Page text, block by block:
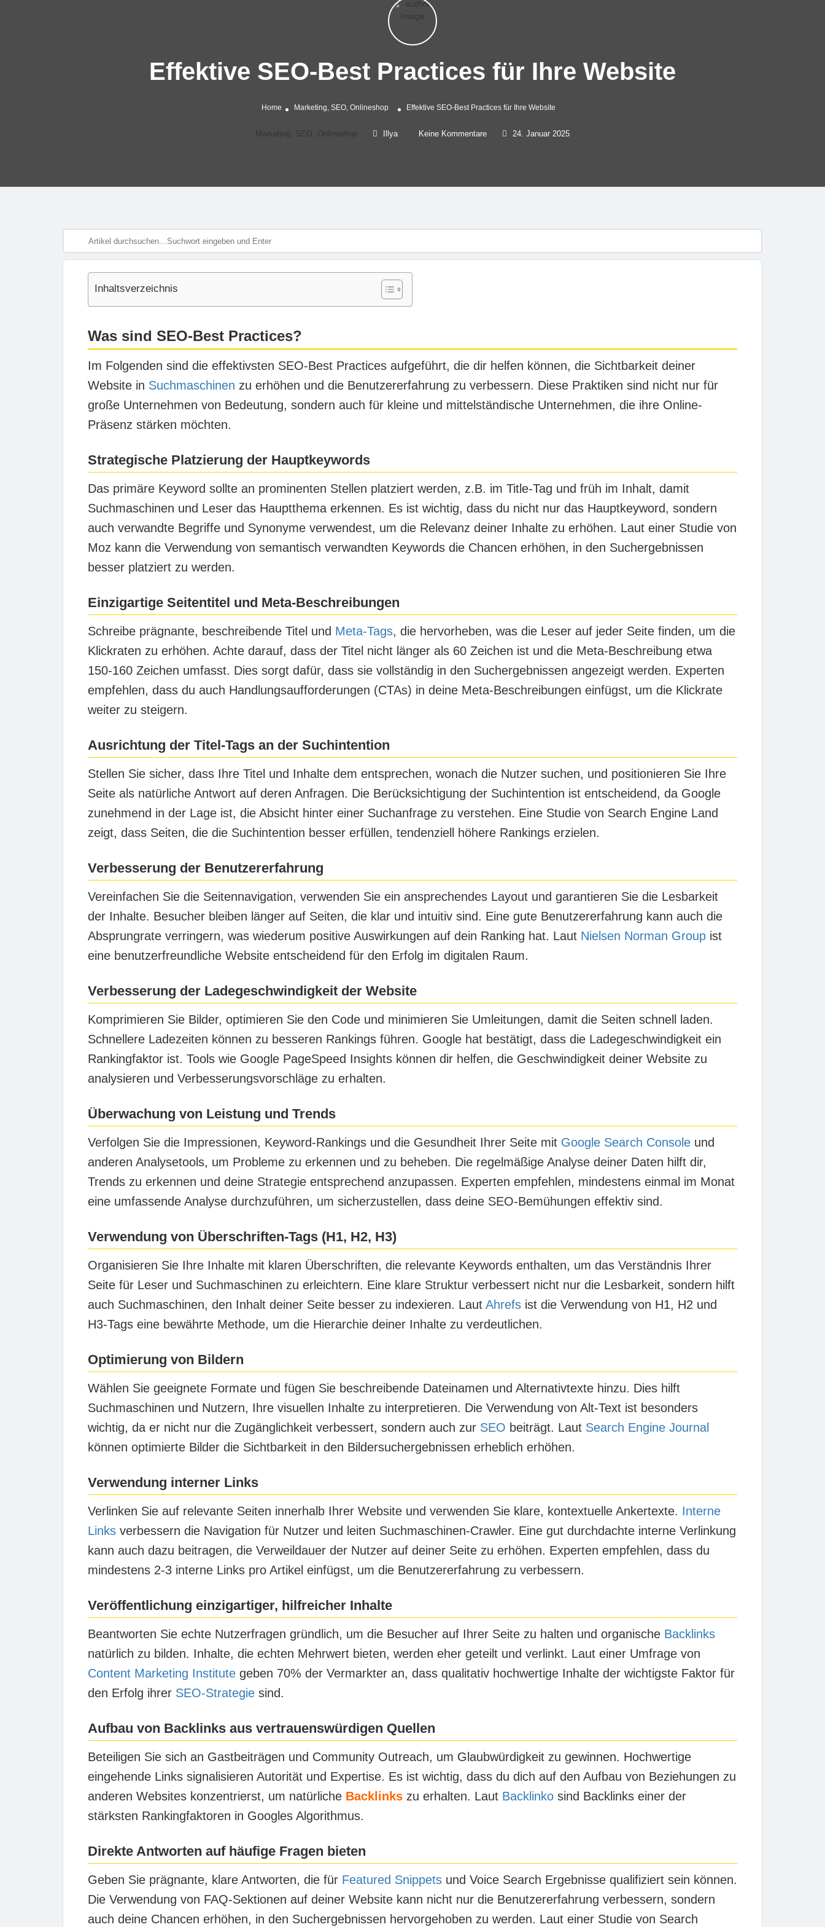
Effektive SEO-Best Practices für Ihre Website
Home Marketing, SEO, Onlineshop Effektive SEO-Best Practices für Ihre Website
Marketing, SEO, Onlineshop Illya Keine Kommentare 24. Januar 2025
Inhaltsverzeichnis
Was sind SEO-Best Practices?
Im Folgenden sind die effektivsten SEO-Best Practices aufgeführt, die dir helfen können, die Sichtbarkeit deiner
Website in Suchmaschinen zu erhöhen und die Benutzererfahrung zu verbessern. Diese Praktiken sind nicht nur für
große Unternehmen von Bedeutung, sondern auch für kleine und mittelständische Unternehmen, die ihre Online-
Präsenz stärken möchten.
Strategische Platzierung der Hauptkeywords
Das primäre Keyword sollte an prominenten Stellen platziert werden, z.B. im Title-Tag und früh im Inhalt, damit
Suchmaschinen und Leser das Hauptthema erkennen. Es ist wichtig, dass du nicht nur das Hauptkeyword, sondern
auch verwandte Begriffe und Synonyme verwendest, um die Relevanz deiner Inhalte zu erhöhen. Laut einer Studie von
Moz kann die Verwendung von semantisch verwandten Keywords die Chancen erhöhen, in den Suchergebnissen
besser platziert zu werden.
Einzigartige Seitentitel und Meta-Beschreibungen
Schreibe prägnante, beschreibende Titel und Meta-Tags, die hervorheben, was die Leser auf jeder Seite finden, um die
Klickraten zu erhöhen. Achte darauf, dass der Titel nicht länger als 60 Zeichen ist und die Meta-Beschreibung etwa
150-160 Zeichen umfasst. Dies sorgt dafür, dass sie vollständig in den Suchergebnissen angezeigt werden. Experten
empfehlen, dass du auch Handlungsaufforderungen (CTAs) in deine Meta-Beschreibungen einfügst, um die Klickrate
weiter zu steigern.
Ausrichtung der Titel-Tags an der Suchintention
Stellen Sie sicher, dass Ihre Titel und Inhalte dem entsprechen, wonach die Nutzer suchen, und positionieren Sie Ihre
Seite als natürliche Antwort auf deren Anfragen. Die Berücksichtigung der Suchintention ist entscheidend, da Google
zunehmend in der Lage ist, die Absicht hinter einer Suchanfrage zu verstehen. Eine Studie von Search Engine Land
zeigt, dass Seiten, die die Suchintention besser erfüllen, tendenziell höhere Rankings erzielen.
Verbesserung der Benutzererfahrung
Vereinfachen Sie die Seitennavigation, verwenden Sie ein ansprechendes Layout und garantieren Sie die Lesbarkeit
der Inhalte. Besucher bleiben länger auf Seiten, die klar und intuitiv sind. Eine gute Benutzererfahrung kann auch die
Absprungrate verringern, was wiederum positive Auswirkungen auf dein Ranking hat. Laut Nielsen Norman Group ist
eine benutzerfreundliche Website entscheidend für den Erfolg im digitalen Raum.
Verbesserung der Ladegeschwindigkeit der Website
Komprimieren Sie Bilder, optimieren Sie den Code und minimieren Sie Umleitungen, damit die Seiten schnell laden.
Schnellere Ladezeiten können zu besseren Rankings führen. Google hat bestätigt, dass die Ladegeschwindigkeit ein
Rankingfaktor ist. Tools wie Google PageSpeed Insights können dir helfen, die Geschwindigkeit deiner Website zu
analysieren und Verbesserungsvorschläge zu erhalten.
Überwachung von Leistung und Trends
Verfolgen Sie die Impressionen, Keyword-Rankings und die Gesundheit Ihrer Seite mit Google Search Console und
anderen Analysetools, um Probleme zu erkennen und zu beheben. Die regelmäßige Analyse deiner Daten hilft dir,
Trends zu erkennen und deine Strategie entsprechend anzupassen. Experten empfehlen, mindestens einmal im Monat
eine umfassende Analyse durchzuführen, um sicherzustellen, dass deine SEO-Bemühungen effektiv sind.
Verwendung von Überschriften-Tags (H1, H2, H3)
Organisieren Sie Ihre Inhalte mit klaren Überschriften, die relevante Keywords enthalten, um das Verständnis Ihrer
Seite für Leser und Suchmaschinen zu erleichtern. Eine klare Struktur verbessert nicht nur die Lesbarkeit, sondern hilft
auch Suchmaschinen, den Inhalt deiner Seite besser zu indexieren. Laut Ahrefs ist die Verwendung von H1, H2 und
H3-Tags eine bewährte Methode, um die Hierarchie deiner Inhalte zu verdeutlichen.
Optimierung von Bildern
Wählen Sie geeignete Formate und fügen Sie beschreibende Dateinamen und Alternativtexte hinzu. Dies hilft
Suchmaschinen und Nutzern, Ihre visuellen Inhalte zu interpretieren. Die Verwendung von Alt-Text ist besonders
wichtig, da er nicht nur die Zugänglichkeit verbessert, sondern auch zur SEO beiträgt. Laut Search Engine Journal
können optimierte Bilder die Sichtbarkeit in den Bildersuchergebnissen erheblich erhöhen.
Verwendung interner Links
Verlinken Sie auf relevante Seiten innerhalb Ihrer Website und verwenden Sie klare, kontextuelle Ankertexte. Interne
Links verbessern die Navigation für Nutzer und leiten Suchmaschinen-Crawler. Eine gut durchdachte interne Verlinkung
kann auch dazu beitragen, die Verweildauer der Nutzer auf deiner Seite zu erhöhen. Experten empfehlen, dass du
mindestens 2-3 interne Links pro Artikel einfügst, um die Benutzererfahrung zu verbessern.
Veröffentlichung einzigartiger, hilfreicher Inhalte
Beantworten Sie echte Nutzerfragen gründlich, um die Besucher auf Ihrer Seite zu halten und organische Backlinks
natürlich zu bilden. Inhalte, die echten Mehrwert bieten, werden eher geteilt und verlinkt. Laut einer Umfrage von
Content Marketing Institute geben 70% der Vermarkter an, dass qualitativ hochwertige Inhalte der wichtigste Faktor für
den Erfolg ihrer SEO-Strategie sind.
Aufbau von Backlinks aus vertrauenswürdigen Quellen
Beteiligen Sie sich an Gastbeiträgen und Community Outreach, um Glaubwürdigkeit zu gewinnen. Hochwertige
eingehende Links signalisieren Autorität und Expertise. Es ist wichtig, dass du dich auf den Aufbau von Beziehungen zu
anderen Websites konzentrierst, um natürliche Backlinks zu erhalten. Laut Backlinko sind Backlinks einer der
stärksten Rankingfaktoren in Googles Algorithmus.
Direkte Antworten auf häufige Fragen bieten
Geben Sie prägnante, klare Antworten, die für Featured Snippets und Voice Search Ergebnisse qualifiziert sein können.
Die Verwendung von FAQ-Sektionen auf deiner Website kann nicht nur die Benutzererfahrung verbessern, sondern
auch deine Chancen erhöhen, in den Suchergebnissen hervorgehoben zu werden. Laut einer Studie von Search